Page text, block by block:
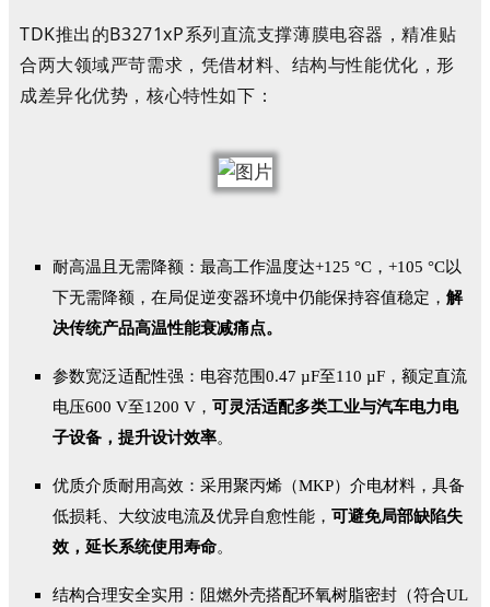
TDK推出的B3271xP系列直流支撑薄膜电容器，精准贴
合两大领域严苛需求，凭借材料、结构与性能优化，形
成差异化优势，核心特性如下：
耐高温且无需降额：最高工作温度达+125 °C，+105 °C以
下无需降额，在局促逆变器环境中仍能保持容值稳定， 解
决传统产品高温性能衰减痛点。
参数宽泛适配性强：电容范围0.47 µF至110 µF，额定直流
电压600 V至1200 V， 可灵活适配多类工业与汽车电力电
子设备，提升设计效率。
优质介质耐用高效：采用聚丙烯（MKP）介电材料，具备
低损耗、大纹波电流及优异自愈性能， 可避免局部缺陷失
效，延长系统使用寿命。
结构合理安全实用：阻燃外壳搭配环氧树脂密封（符合UL